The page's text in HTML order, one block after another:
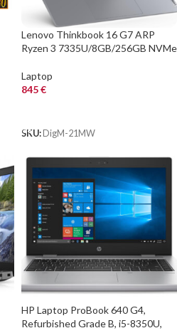
Lenovo Thinkbook 16 G7 ARP
Ryzen 3 7335U/8GB/256GB NVMe
Laptop
845€
SKU: DigM-21MW
HP Laptop ProBook 640 G4,
Refurbished Grade B, i5-8350U,